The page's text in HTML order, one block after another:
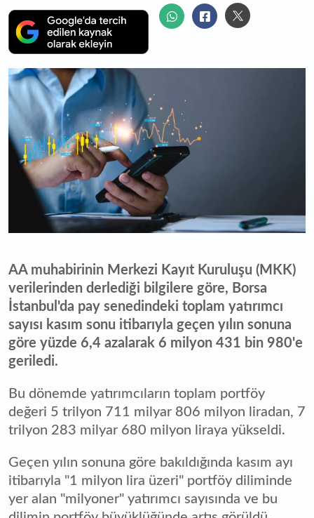
AA muhabirinin Merkezi Kayıt Kuruluşu (MKK)
verilerinden derlediği bilgilere göre, Borsa
İstanbul'da pay senedindeki toplam yatırımcı
sayısı kasım sonu itibarıyla geçen yılın sonuna
göre yüzde 6,4 azalarak 6 milyon 431 bin 980'e
geriledi.
Bu dönemde yatırımcıların toplam portföy
değeri 5 trilyon 711 milyar 806 milyon liradan, 7
trilyon 283 milyar 680 milyon liraya yükseldi.
Geçen yılın sonuna göre bakıldığında kasım ayı
itibarıyla "1 milyon lira üzeri" portföy diliminde
yer alan "milyoner" yatırımcı sayısında ve bu